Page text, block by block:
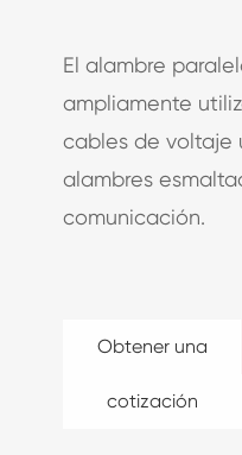
El alambre
ampliamente
cables de voltaje
alambres
comunicación.
Obtener una
cotización